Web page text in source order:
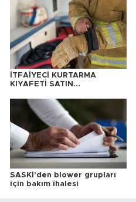
İTFAİYECİ KURTARMA
KIYAFETİ SATIN
SASKİ'den blower grupları
için bakım ihalesi